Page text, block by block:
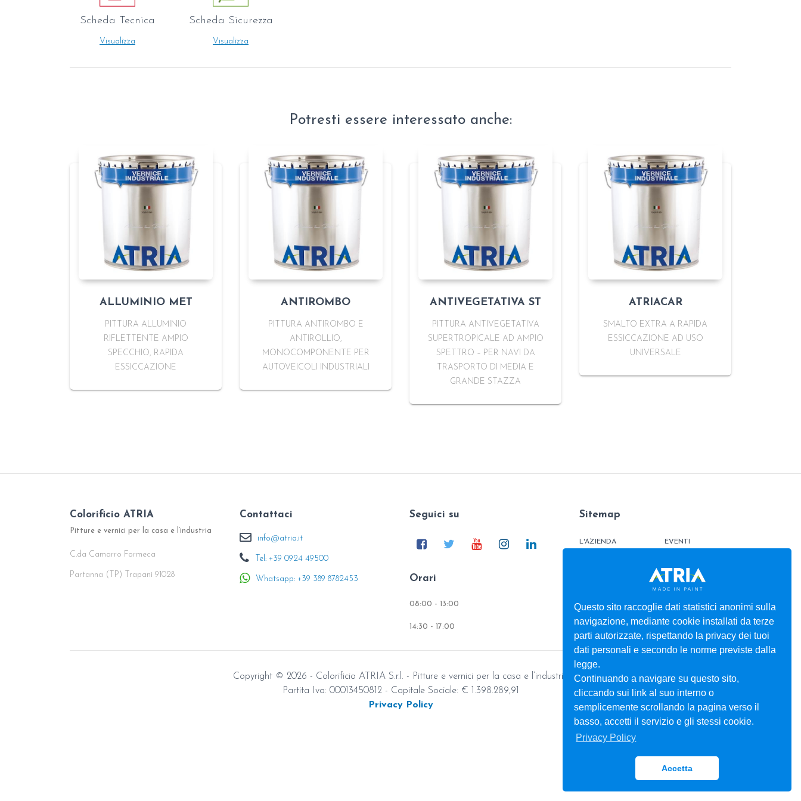
Questo sito raccoglie dati statistici anonimi sulla
navigazione, mediante cookie installati da terze
parti autorizzate, rispettando la privacy dei tuoi
dati personali e secondo le norme previste dalla
legge.
Continuando a navigare su questo sito,
cliccando sui link al suo interno o
semplicemente scrollando la pagina verso il
basso, accetti il servizio e gli stessi cookie.
Privacy Policy
Accetta
Scheda Tecnica
Visualizza
Scheda Sicurezza
Visualizza
Potresti essere interessato anche:
ALLUMINIO MET
PITTURA ALLUMINIO
RIFLETTENTE AMPIO
SPECCHIO, RAPIDA
ESSICCAZIONE
ANTIROMBO
PITTURA ANTIROMBO E
ANTIROLLIO,
MONOCOMPONENTE PER
AUTOVEICOLI INDUSTRIALI
ANTIVEGETATIVA ST
PITTURA ANTIVEGETATIVA
SUPERTROPICALE AD AMPIO
SPETTRO – PER NAVI DA
TRASPORTO DI MEDIA E
GRANDE STAZZA
ATRIACAR
SMALTO EXTRA A RAPIDA
ESSICCAZIONE AD USO
UNIVERSALE
Colorificio ATRIA
Pitture e vernici per la casa e l’industria
C.da Camarro Formeca
Partanna (TP) Trapani 91028
Contattaci
info@atria.it
Tel: +39 0924 49500
Whatsapp: +39 389 8782453
Seguici su
Orari
08:00 - 13:00
14:30 - 17:00
Sitemap
L'AZIENDA
ATRIAFLOOR
SERVIZI
EVENTI
CONTATTI
AREA ORDINI
BOX
Copyright © 2026 - Colorificio ATRIA S.r.l. - Pitture e vernici per la casa e l’industria
Partita Iva: 00013450812 - Capitale Sociale: € 1.398.289,91
Privacy Policy